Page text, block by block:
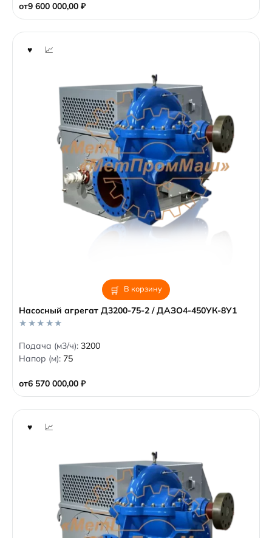
от9 600 000,00 ₽
f
5
В корзину
Насосный агрегат Д3200-75-2 / ДАЗО4-450УК-8У1
от6 570 000,00 ₽
0
o
u
f
5
Подача (м3/ч): 3200
Напор (м): 75